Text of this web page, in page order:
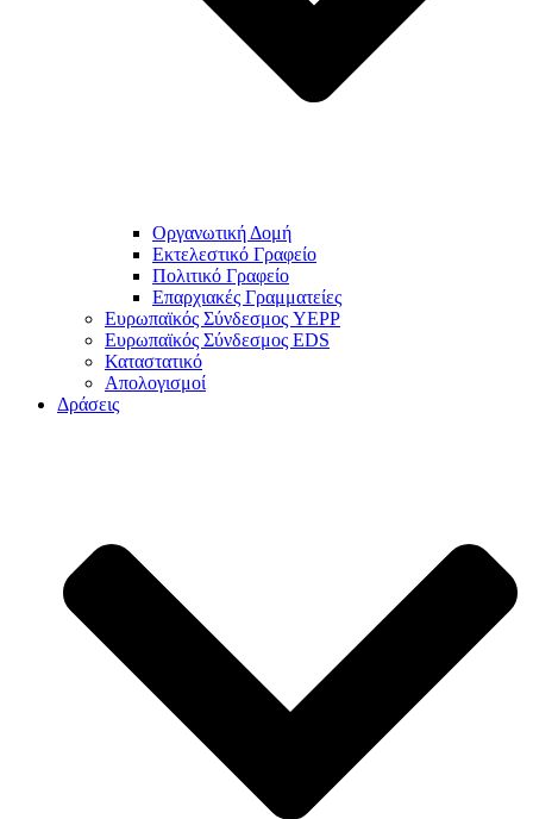
Οργανωτική Δομή
Εκτελεστικό Γραφείο
Πολιτικό Γραφείο
Επαρχιακές Γραμματείες
Ευρωπαϊκός Σύνδεσμος YEPP
Ευρωπαϊκός Σύνδεσμος EDS
Καταστατικό
Απολογισμοί
Δράσεις